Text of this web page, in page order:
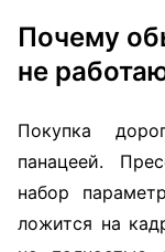
Почему
не
Покупка
панацеей.
набор
ложится на